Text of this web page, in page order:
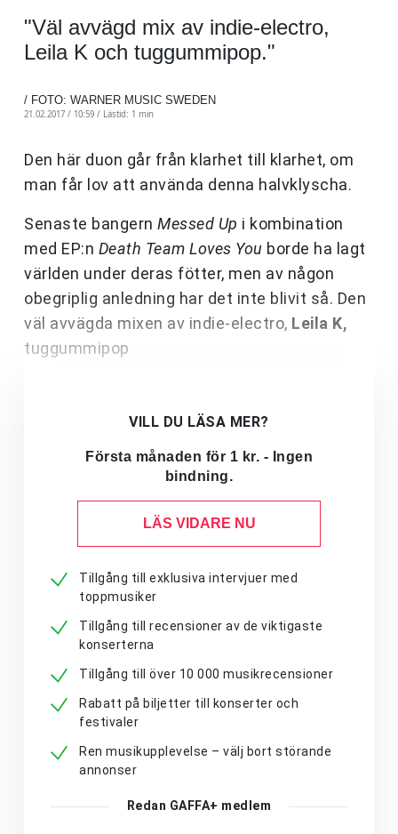
"Väl avvägd mix av indie-electro,
Leila K och tuggummipop."
/ FOTO: WARNER MUSIC SWEDEN
21.02.2017 / 10:59 / Lästid: 1 min
Den här duon går från klarhet till klarhet, om
man får lov att använda denna halvklyscha.
Senaste bangern Messed Up i kombination
med EP:n Death Team Loves You borde ha lagt
världen under deras fötter, men av någon
obegriplig anledning har det inte blivit så. Den
väl avvägda mixen av indie-electro, Leila K,
tuggummipop
VILL DU LÄSA MER?
Första månaden för 1 kr. - Ingen
bindning.
LÄS VIDARE NU
Tillgång till exklusiva intervjuer med
toppmusiker
Tillgång till recensioner av de viktigaste
konserterna
Tillgång till över 10 000 musikrecensioner
Rabatt på biljetter till konserter och
festivaler
Ren musikupplevelse – välj bort störande
annonser
Redan GAFFA+ medlem